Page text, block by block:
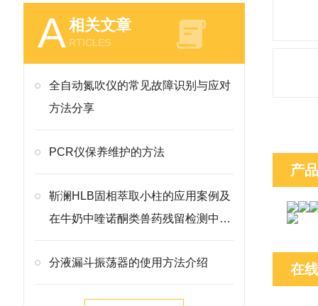
A相关文章
RTICLES
全自动氮吹仪的常见故障识别与应对
方法分享
PCR仪保养维护的方法
靳澜HLB固相萃取小柱的应用案例及
在牛奶中喹诺酮类兽药残留检测中的
分液漏斗振荡器的使用方法介绍
产
在